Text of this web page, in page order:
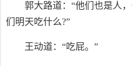
郭大路道：“他们也是人
们明天吃什么?”
王动道：“吃屁。”